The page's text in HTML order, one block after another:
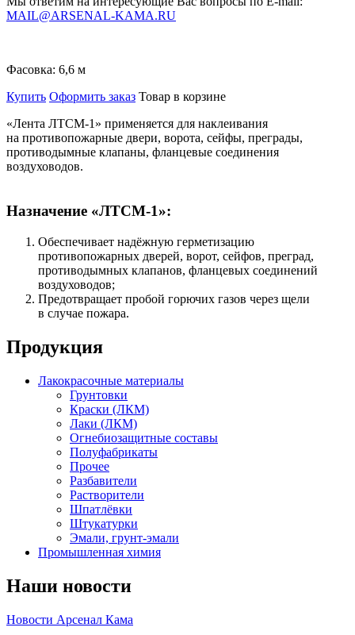
MAIL@ARSENAL-KAMA.RU
Фасовка: 6,6 м
Купить Оформить заказ Товар в корзине
«Лента ЛТСМ-1» применяется для наклеивания
на противопожарные двери, ворота, сейфы, преграды,
противодымные клапаны, фланцевые соединения
воздуховодов.
Назначение «ЛТСМ-1»:
Обеспечивает надёжную герметизацию
противопожарных дверей, ворот, сейфов, преград,
противодымных клапанов, фланцевых соединений
воздуховодов;
Предотвращает пробой горючих газов через щели
в случае пожара.
Продукция
Лакокрасочные материалы
Грунтовки
Краски (ЛКМ)
Лаки (ЛКМ)
Огнебиозащитные составы
Полуфабрикаты
Прочее
Разбавители
Растворители
Шпатлёвки
Штукатурки
Эмали, грунт-эмали
Промышленная химия
Наши новости
Новости Арсенал Кама